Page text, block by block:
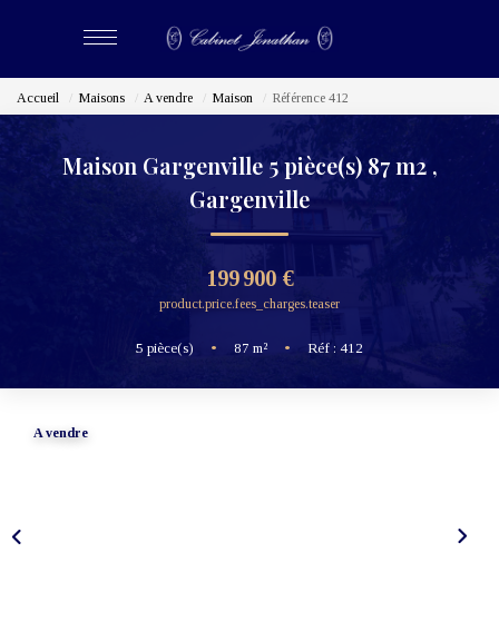
ACHETER
LOUER
BIENS VENDUS
Accueil Maisons A vendre Maison Référence 412
Maison Gargenville 5 pièce(s) 87 m2 ,
Gargenville
199 900 €
product.price.fees_charges.teaser
5 pièce(s) • 87 m² • Réf : 412
A vendre